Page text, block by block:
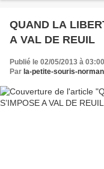
QUAND LA
A VAL DE REUIL
Publié le 02/05/2013 à 03:00
Par la-petite-souris-